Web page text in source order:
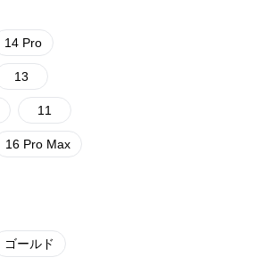
14 Pro
13
11
16 Pro Max
ゴールド